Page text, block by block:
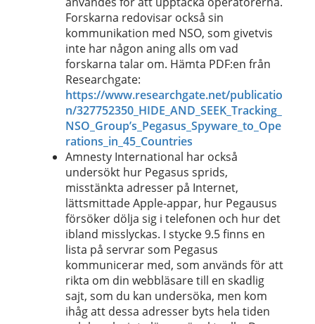
Forskarna redovisar också sin
kommunikation med NSO, som givetvis
inte har någon aning alls om vad
forskarna talar om. Hämta PDF:en från
Researchgate:
https://www.researchgate.net/publicatio
n/327752350_HIDE_AND_SEEK_Tracking_
NSO_Group’s_Pegasus_Spyware_to_Ope
rations_in_45_Countries
Amnesty International har också
undersökt hur Pegasus sprids,
misstänkta adresser på Internet,
lättsmittade Apple-appar, hur Pegausus
försöker dölja sig i telefonen och hur det
ibland misslyckas. I stycke 9.5 finns en
lista på servrar som Pegasus
kommunicerar med, som används för att
rikta om din webbläsare till en skadlig
sajt, som du kan undersöka, men kom
ihåg att dessa adresser byts hela tiden